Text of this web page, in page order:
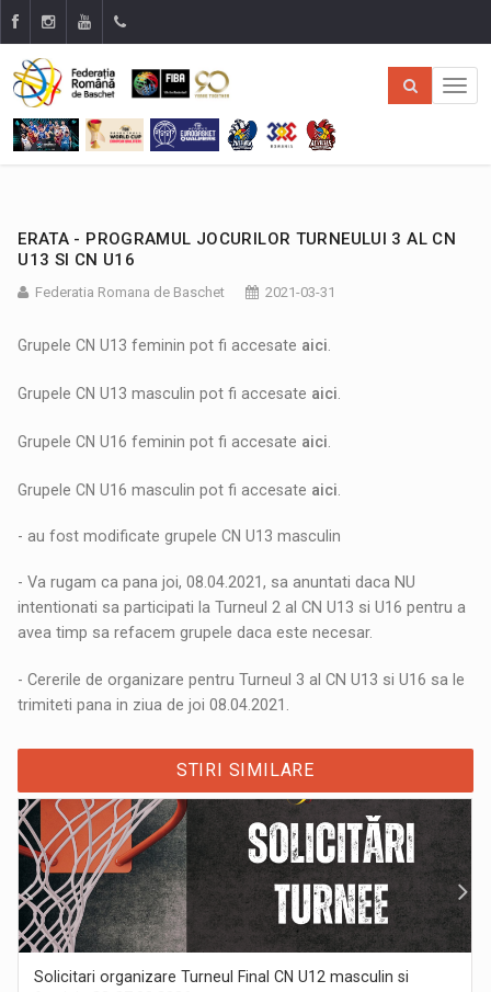
ERATA - PROGRAMUL JOCURILOR TURNEULUI 3 AL CN
U13 SI CN U16
Federatia Romana de Baschet 2021-03-31
Grupele CN U13 feminin pot fi accesate aici
Grupele CN U13 masculin pot fi accesate aici
Grupele CN U16 feminin pot fi accesate aici
Grupele CN U16 masculin pot fi accesate aici
- au fost modificate grupele CN U13 masculin
- Va rugam ca pana joi, 08.04.2021, sa anuntati daca NU
intentionati sa participati la Turneul 2 al CN U13 si U16 pentru a
avea timp sa refacem grupele daca este necesar.
- Cererile de organizare pentru Turneul 3 al CN U13 si U16 sa le
trimiteti pana in ziua de joi 08.04.2021.
STIRI SIMILARE
Solicitari organizare Turneul Final CN U12 masculin si